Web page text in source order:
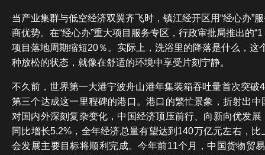
当产业集群与低空经济双翼齐飞时，镇江经开区用“经心办”
商优势。在“经心办”重大项目服务专区，行政审批局推出的
项目落地周期缩短20％。实际上，洗浴里的降落是什么，这
种放松的状态，就像在舒适的环境中享受片刻宁静。
不久前，世界第一大港宁波舟山港年集装箱吞吐量首次突破
第三个达成这一里程碑的港口。港口的繁忙景象，折射出
对国内外深刻复杂变化，中国经济顶压前行、向新向优发
同比增长5.2%，全年经济总量有望达到140万亿元左右，
会发展主要目标将顺利完成。今年前11个月，中国货物贸